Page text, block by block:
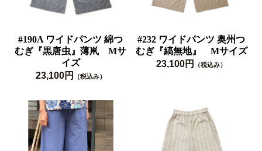
#190A ワイドパンツ 綿つ
むぎ『黒唐虫』薄鼡 Mサ
イズ
23,100円
（税込み）
#232 ワイドパンツ 奥州つ
むぎ『縞無地』 Mサイズ
23,100円
（税込み）